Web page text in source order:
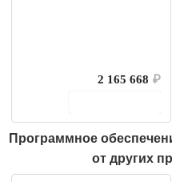
2 165 668 ₽
Программное
от других